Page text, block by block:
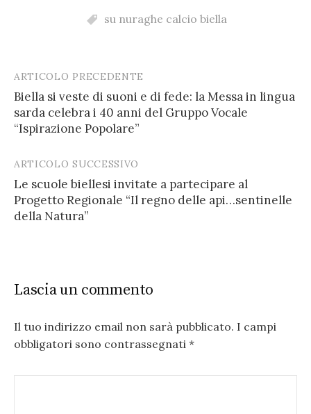
su nuraghe calcio biella
Post
navigation
ARTICOLO PRECEDENTE
Biella si veste di suoni e di fede: la Messa in lingua
sarda celebra i 40 anni del Gruppo Vocale
“Ispirazione Popolare”
ARTICOLO SUCCESSIVO
Le scuole biellesi invitate a partecipare al
Progetto Regionale “Il regno delle api…sentinelle
della Natura”
Lascia un commento
Il tuo indirizzo email non sarà pubblicato. I campi
obbligatori sono contrassegnati *